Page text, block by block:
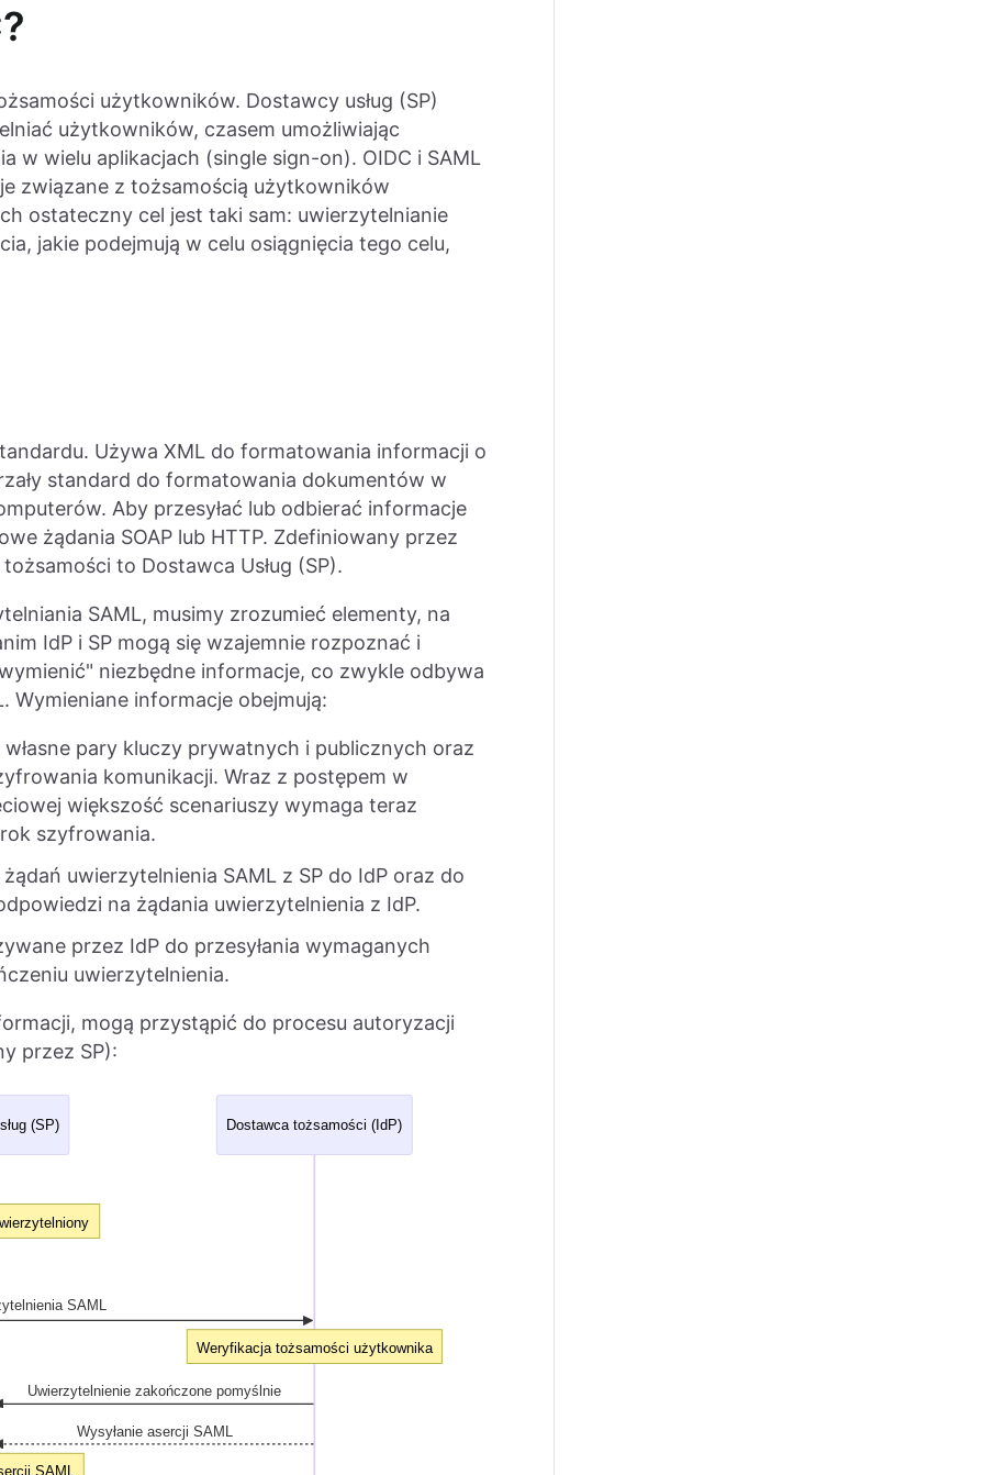
użytkowników. Dostawcy usług (SP)
użytkowników, czasem umożliwiając
w wielu aplikacjach (single sign-on). OIDC i SAML
związane z tożsamością użytkowników
ostateczny cel jest taki sam: uwierzytelnianie
jakie podejmują w celu osiągnięcia tego celu,
Używa XML do formatowania informacji o
standard do formatowania dokumentów w
Aby przesyłać lub odbierać informacje
żądania SOAP lub HTTP. Zdefiniowany przez
to Dostawca Usług (SP).
SAML, musimy zrozumieć elementy, na
IdP i SP mogą się wzajemnie rozpoznać i
niezbędne informacje, co zwykle odbywa
Wymieniane informacje obejmują:
pary kluczy prywatnych i publicznych oraz
komunikacji. Wraz z postępem w
większość scenariuszy wymaga teraz
szyfrowania.
uwierzytelnienia SAML z SP do IdP oraz do
na żądania uwierzytelnienia z IdP.
przez IdP do przesyłania wymaganych
uwierzytelnienia.
mogą przystąpić do procesu autoryzacji
przez SP):